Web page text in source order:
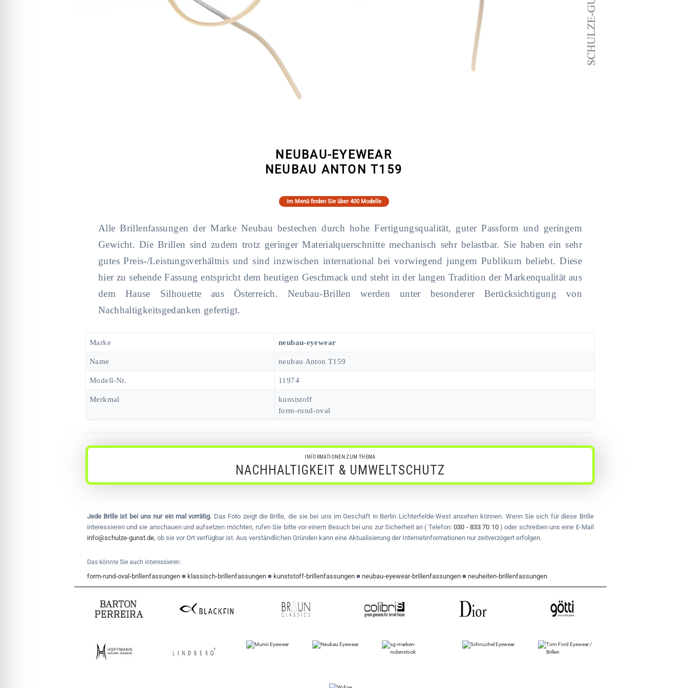
NEUBAU-EYEWEAR
NEUBAU ANTON T159
im Menü finden Sie über 400 Modelle
Alle Brillenfassungen der Marke Neubau bestechen durch hohe Fertigungsqualität, guter Passform und geringem
Gewicht. Die Brillen sind zudem trotz geringer Materialquerschnitte mechanisch sehr belastbar. Sie haben ein sehr
gutes Preis-/Leistungsverhältnis und sind inzwischen international bei vorwiegend jungem Publikum beliebt. Diese
hier zu sehende Fassung entspricht dem heutigen Geschmack und steht in der langen Tradition der Markenqualität aus
dem Hause Silhouette aus Österreich. Neubau-Brillen werden unter besonderer Berücksichtigung von
Nachhaltigkeitsgedanken gefertigt.
Marke neubau-eyewear
Name neubau Anton T159
Modell-Nr. 11974
Merkmal
kunststoff
form-rund-oval
INFORMATIONEN ZUM THEMA
NACHHALTIGKEIT & UMWELTSCHUTZ
Jede Brille ist bei uns nur ein mal vorrätig. Das Foto zeigt die Brille, die sie bei uns im Geschäft in Berlin Lichterfelde-West ansehen können. Wenn Sie sich für diese Brille
interessieren und sie anschauen und aufsetzen möchten, rufen Sie bitte vor einem Besuch bei uns zur Sicherheit an ( Telefon:030 - 833 70 10) oder schreiben uns eine E-Mail
info@schulze-gunst.de, ob sie vor Ort verfügbar ist. Aus verständlichen Gründen kann eine Aktualisierung der Internetinformationen nur zeitverzögert erfolgen.
Das könnte Sie auch interessieren:
form-rund-oval-brillenfassungen■ klassisch-brillenfassungen■ kunststoff-brillenfassungen■ neubau-eyewear-brillenfassungen■ neuheiten-brillenfassungen